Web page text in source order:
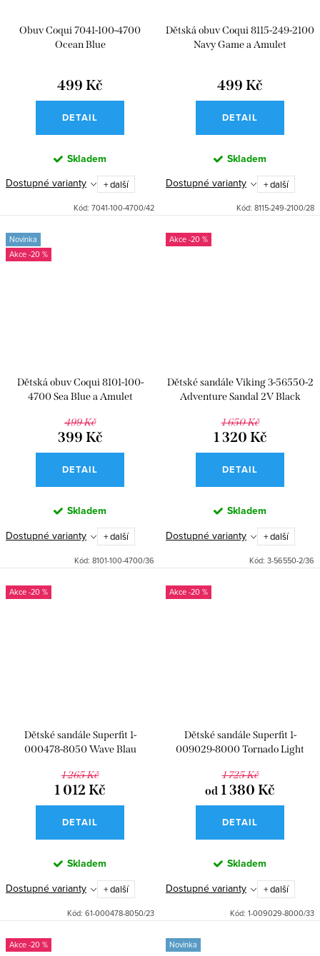
Obuv Coqui 7041-100-4700
Ocean Blue
499 Kč
DETAIL
Skladem
Dostupné varianty + další
Kód: 7041-100-4700/42
Dětská obuv Coqui 8115-249-2100
Navy Game a Amulet
499 Kč
DETAIL
Skladem
Dostupné varianty + další
Kód: 8115-249-2100/28
Novinka
-20 %
Dětská obuv Coqui 8101-100-
4700 Sea Blue a Amulet
499 Kč
399 Kč
DETAIL
Skladem
Dostupné varianty + další
Kód: 8101-100-4700/36
-20 %
Dětské sandále Viking 3-56550-2
Adventure Sandal 2V Black
1 650 Kč
1 320 Kč
DETAIL
Skladem
Dostupné varianty + další
Kód: 3-56550-2/36
-20 %
Dětské sandále Superfit 1-
000478-8050 Wave Blau
1 265 Kč
1 012 Kč
DETAIL
Skladem
Dostupné varianty + další
Kód: 61-000478-8050/23
-20 %
Dětské sandále Superfit 1-
009029-8000 Tornado Light
1 725 Kč
od 1 380 Kč
DETAIL
Skladem
Dostupné varianty + další
Kód: 1-009029-8000/33
-20 % Novinka